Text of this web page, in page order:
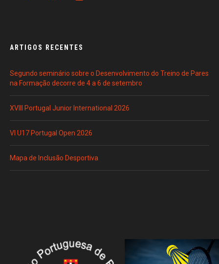
ARTIGOS RECENTES
Segundo seminário sobre o Desenvolvimento do Treino de Pares
na Formação decorre de 4 a 6 de setembro
XVIII Portugal Junior International 2026
VI U17 Portugal Open 2026
Mapa de Inclusão Desportiva